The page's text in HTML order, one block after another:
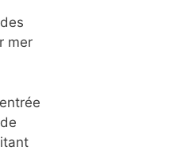
mer